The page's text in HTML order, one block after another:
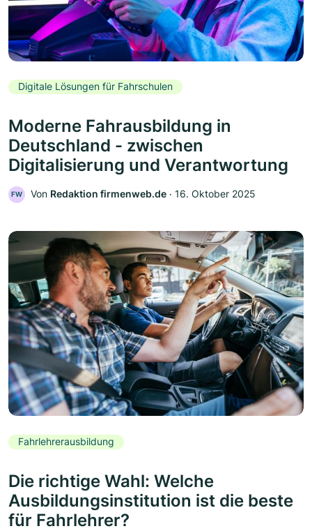
Digitale Lösungen für Fahrschulen
Moderne Fahrausbildung in
Deutschland - zwischen
Digitalisierung und Verantwortung
FW Von Redaktion firmenweb.de ‧ 16. Oktober 2025
Fahrlehrerausbildung
Die richtige Wahl: Welche
Ausbildungsinstitution ist die beste
für Fahrlehrer?